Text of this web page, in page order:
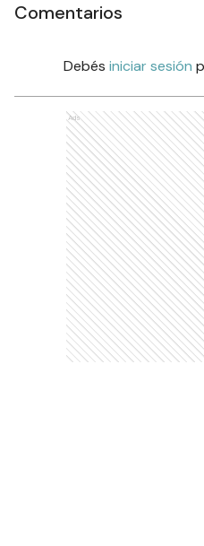
Comentarios
Debés iniciar sesión
Ads